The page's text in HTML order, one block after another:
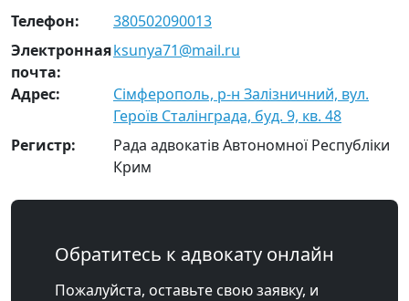
Телефон:
380502090013
Электронная
почта:
ksunya71@mail.ru
Адрес:
Сімферополь, р-н Залізничний, вул.
Героїв Сталінграда, буд. 9, кв. 48
Регистр:
Рада адвокатів Автономної Республіки
Крим
Обратитесь к адвокату онлайн
Пожалуйста, оставьте свою заявку, и